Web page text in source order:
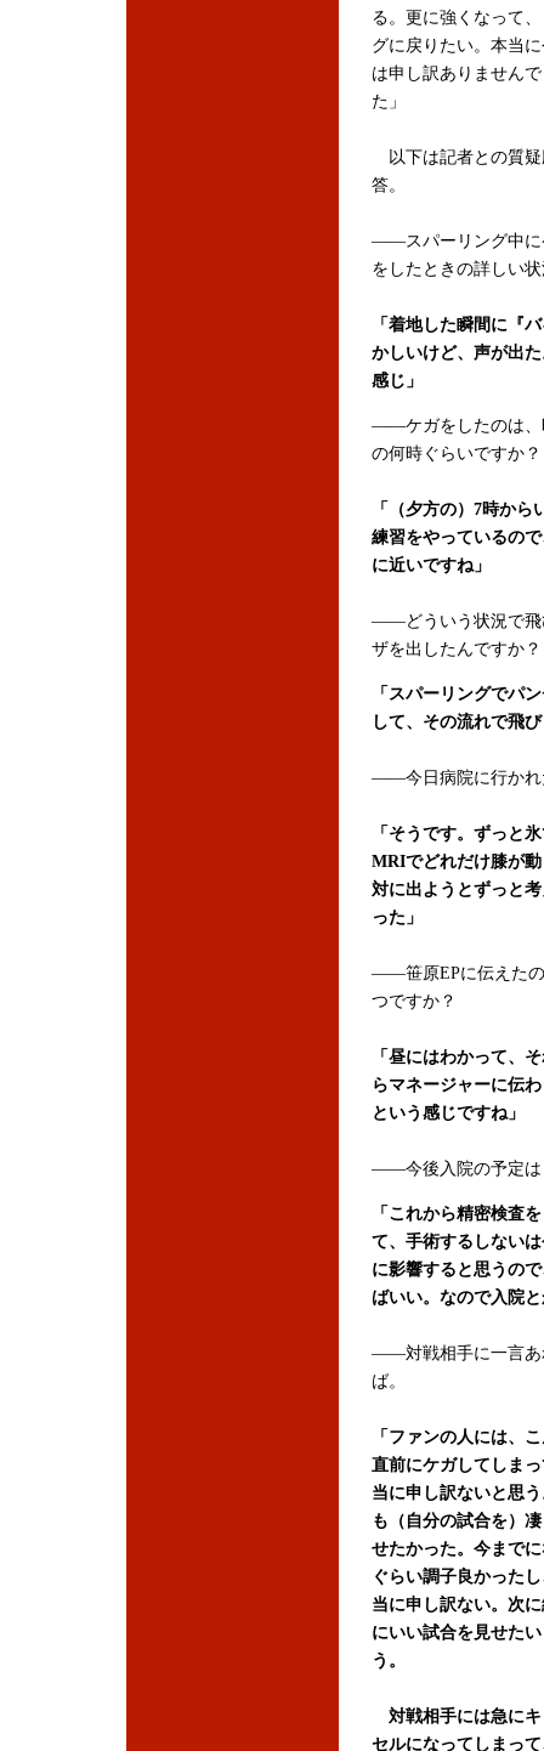
る。更に強くなって
グに戻りたい。本当
は申し訳ありません
た」
以下は記者との質疑
答。
――スパーリング中に
をしたときの詳しい
「着地した瞬間に『
かしいけど、声が出
感じ」
――ケガをしたのは、
の何時ぐらいですか？
「（夕方の）7時から
練習をやっているの
に近いですね」
――どういう状況で飛
ザを出したんですか？
「スパーリングでパ
して、その流れで飛
――今日病院に行かれ
「そうです。ずっと
MRIでどれだけ膝が
対に出ようとずっと
った」
――笹原EPに伝えた
つですか？
「昼にはわかって、
らマネージャーに伝
という感じですね」
――今後入院の予定は
「これから精密検査
て、手術するしない
に影響すると思うの
ばいい。なので入院
――対戦相手に一言あ
ば。
「ファンの人には、
直前にケガしてしま
当に申し訳ないと思
も（自分の試合を）
せたかった。今まで
ぐらい調子良かった
当に申し訳ない。次
にいい試合を見せた
う。
対戦相手には急にキ
セルになってしまっ